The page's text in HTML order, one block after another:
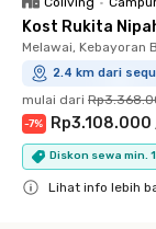
Kost Rukita
Melawai, Kebayoran
2.4 km dari
mulai dari
-7% Rp3.108.000
Diskon sewa min.
Lihat info lebih